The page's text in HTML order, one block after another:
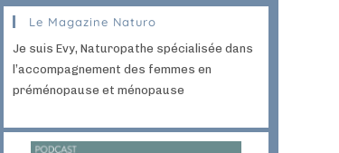
Le Magazine Naturo
Je suis Evy, Naturopathe spécialisée dans
l’accompagnement des femmes en
préménopause et ménopause